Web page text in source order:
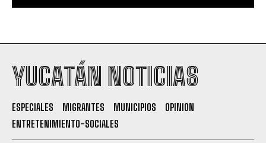
YUCATÁN NOTICIAS
ESPECIALES MIGRANTES MUNICIPIOS
OPINION
ENTRETENIMIENTO-SOCIALES